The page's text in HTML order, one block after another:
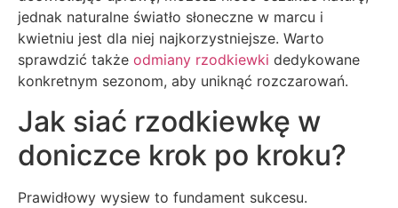
jednak naturalne światło słoneczne w marcu i
kwietniu jest dla niej najkorzystniejsze. Warto
sprawdzić także odmiany rzodkiewki dedykowane
konkretnym sezonom, aby uniknąć rozczarowań.
Jak siać rzodkiewkę w
doniczce krok po kroku?
Prawidłowy wysiew to fundament sukcesu.